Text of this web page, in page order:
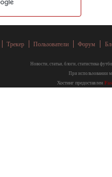
Трекер Пользователи Форум
Новости, статьи, блоги, статистика
При использовании
Хостинг предоставлен